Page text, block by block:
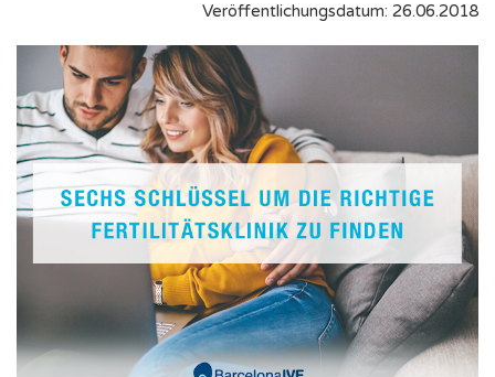
Veröffentlichungsdatum: 26.06.2018